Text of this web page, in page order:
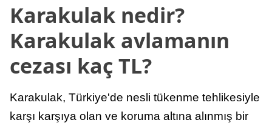
Karakulak nedir?
Karakulak avlamanın
cezası kaç TL?
Karakulak, Türkiye'de nesli tükenme tehlikesiyle
karşı karşıya olan ve koruma altına alınmış bir